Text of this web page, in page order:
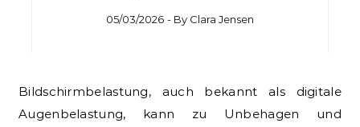
05/03/2026 - By Clara Jensen
Bildschirmbelastung, auch bekannt als digitale
Augenbelastung, kann zu Unbehagen und